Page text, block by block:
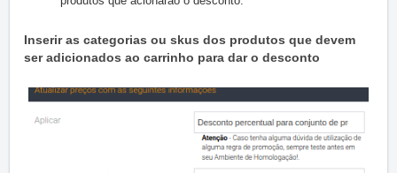
Inserir as categorias ou skus dos produtos que devem
ser adicionados ao carrinho para dar o desconto